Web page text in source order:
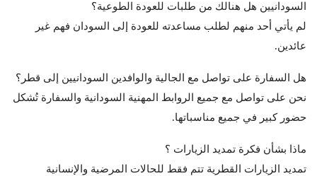
السودانيين هل هنالك من طلبات للعودة الطوعية؟
لم يأتي أحد منهم لطلب مساعدته للعودة إلى السودان فهم غير
عائدين.
هل السفارة على تواصل مع الجالية والوافدين السودانيين إلى قطر؟
نحن على تواصل مع جميع الروابط المهنية السودانية والسفارة تُشكل
حضور كبير في جميع مناسباتها.
ماذا بشأن فكرة تمديد الزيارات ؟
تمديد الزيارات القطرية تتم فقط للحالات المرضية والإنسانية